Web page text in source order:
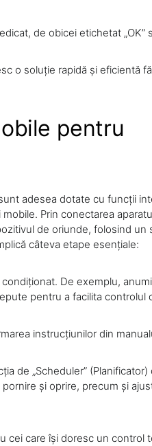
de obicei etichetat „OK”
o soluție rapidă și eficientă
pentru
adesea dotate cu funcții
Prin conectarea
de oriunde, folosind un
câteva etape esențiale:
De exemplu,
pentru a facilita controlul
instrucțiunilor din
de „Scheduler” (Planificator)
și oprire, precum și
cei care își doresc un control